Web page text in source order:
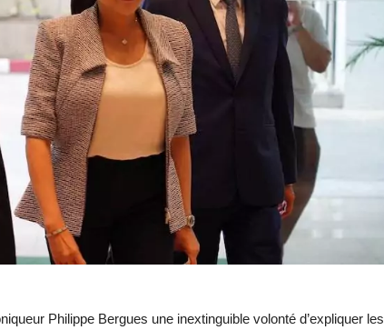
Philippe Bergues une inextinguible volonté d’expliquer les